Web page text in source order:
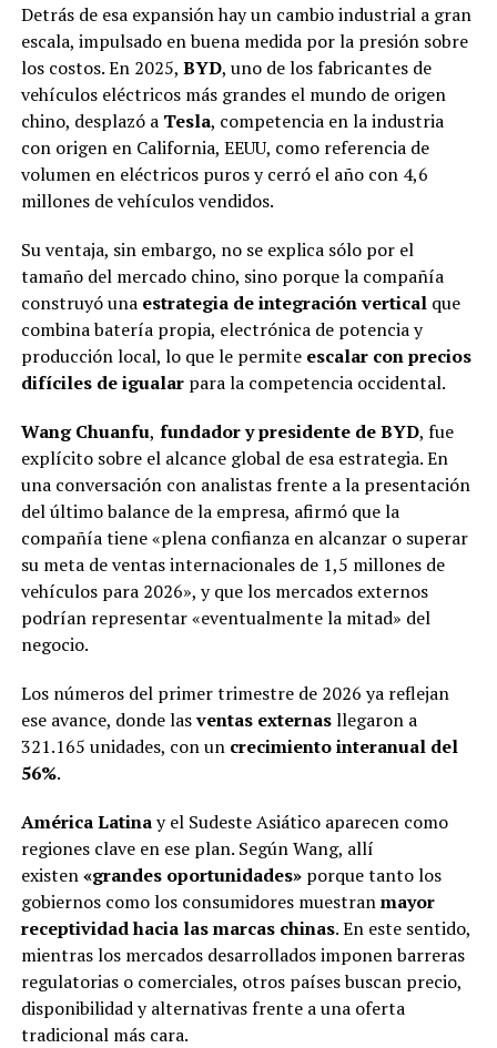
Detrás de esa expansión hay un cambio industrial a gran
escala, impulsado en buena medida por la presión sobre
los costos. En 2025, BYD, uno de los fabricantes de
vehículos eléctricos más grandes el mundo de origen
chino, desplazó a Tesla, competencia en la industria
con origen en California, EEUU, como referencia de
volumen en eléctricos puros y cerró el año con 4,6
millones de vehículos vendidos.
Su ventaja, sin embargo, no se explica sólo por el
tamaño del mercado chino, sino porque la compañía
construyó una estrategia de integración verticalque
combina batería propia, electrónica de potencia y
producción local, lo que le permite escalar con precios
difíciles de igualarpara la competencia occidental.
Wang Chuanfu, fundador y presidente de BYD, fue
explícito sobre el alcance global de esa estrategia. En
una conversación con analistas frente a la presentación
del último balance de la empresa, afirmó que la
compañía tiene «plena confianza en alcanzar o superar
su meta de ventas internacionales de 1,5 millones de
vehículos para 2026», y que los mercados externos
podrían representar «eventualmente la mitad» del
negocio.
Los números del primer trimestre de 2026 ya reflejan
ese avance, donde lasventas externasllegaron a
321.165 unidades, con un crecimiento interanual del
56%.
América Latinay el Sudeste Asiático aparecen como
regiones clave en ese plan. Según Wang, allí
existen«grandes oportunidades» porque tanto los
gobiernos como los consumidores muestranmayor
receptividad hacia las marcas chinas. En este sentido,
mientras los mercados desarrollados imponen barreras
regulatorias o comerciales, otros países buscan precio,
disponibilidad y alternativas frente a una oferta
tradicional más cara.